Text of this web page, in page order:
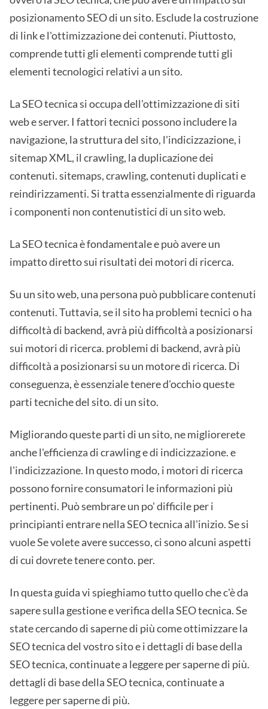
posizionamento SEO di un sito. Esclude la costruzione
di link e l'ottimizzazione dei contenuti. Piuttosto,
comprende tutti gli elementi comprende tutti gli
elementi tecnologici relativi a un sito.
La SEO tecnica si occupa dell'ottimizzazione di siti
web e server. I fattori tecnici possono includere la
navigazione, la struttura del sito, l'indicizzazione, i
sitemap XML, il crawling, la duplicazione dei
contenuti. sitemaps, crawling, contenuti duplicati e
reindirizzamenti. Si tratta essenzialmente di riguarda
i componenti non contenutistici di un sito web.
La SEO tecnica è fondamentale e può avere un
impatto diretto sui risultati dei motori di ricerca.
Su un sito web, una persona può pubblicare contenuti
contenuti. Tuttavia, se il sito ha problemi tecnici o ha
difficoltà di backend, avrà più difficoltà a posizionarsi
sui motori di ricerca. problemi di backend, avrà più
difficoltà a posizionarsi su un motore di ricerca. Di
conseguenza, è essenziale tenere d'occhio queste
parti tecniche del sito. di un sito.
Migliorando queste parti di un sito, ne migliorerete
anche l'efficienza di crawling e di indicizzazione. e
l'indicizzazione. In questo modo, i motori di ricerca
possono fornire consumatori le informazioni più
pertinenti. Può sembrare un po' difficile per i
principianti entrare nella SEO tecnica all'inizio. Se si
vuole Se volete avere successo, ci sono alcuni aspetti
di cui dovrete tenere conto. per.
In questa guida vi spieghiamo tutto quello che c'è da
sapere sulla gestione e verifica della SEO tecnica. Se
state cercando di saperne di più come ottimizzare la
SEO tecnica del vostro sito e i dettagli di base della
SEO tecnica, continuate a leggere per saperne di più.
dettagli di base della SEO tecnica, continuate a
leggere per saperne di più.